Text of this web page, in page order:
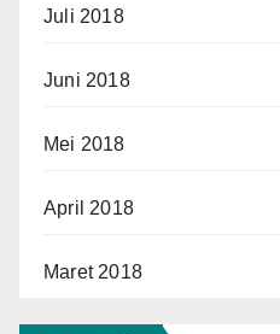
Juli 2018
Juni 2018
Mei 2018
April 2018
Maret 2018